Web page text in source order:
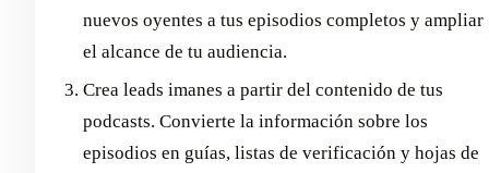
nuevos oyentes a tus episodios completos y ampliar
el alcance de tu audiencia.
Crea leads imanes a partir del contenido de tus
podcasts. Convierte la información sobre los
episodios en guías, listas de verificación y hojas de